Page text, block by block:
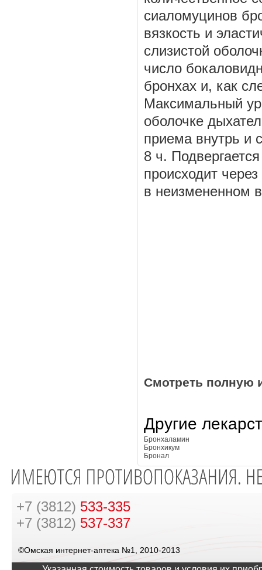
сиаломуцинов
вязкость и
слизистой
число
бронхах и, как
Максимальный
оболочке
приема внутрь и
8 ч.
происходит
в неизмененном
Смотреть полную
Другие
Бронхаламин
Бронхикум
Бронал
+7 (3812) 533-335
+7 (3812) 537-337
©Омская интернет-аптека №1, 2010-2013